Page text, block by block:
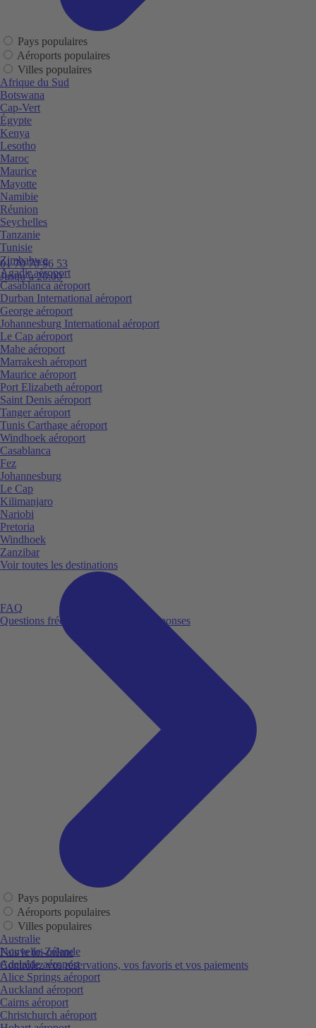
01 70 70 96 53
Jusqu’à 20:00
FAQ
Questions fréquemment posées et réponses
Fais le toi-même
Contrôlez vos réservations, vos favoris et vos paiements
Pays populaires
Aéroports populaires
Villes populaires
Afrique du Sud
Botswana
Cap-Vert
Égypte
Kenya
Lesotho
Maroc
Maurice
Mayotte
Namibie
Réunion
Seychelles
Tanzanie
Tunisie
Zimbabwe
Agadir aéroport
Casablanca aéroport
Durban International aéroport
George aéroport
Johannesburg International aéroport
Le Cap aéroport
Mahe aéroport
Marrakesh aéroport
Maurice aéroport
Port Elizabeth aéroport
Saint Denis aéroport
Tanger aéroport
Tunis Carthage aéroport
Windhoek aéroport
Casablanca
Fez
Johannesburg
Le Cap
Kilimanjaro
Nariobi
Pretoria
Windhoek
Zanzibar
Voir toutes les destinations
Pays populaires
Aéroports populaires
Villes populaires
Australie
Nouvelle-Zélande
Adelaide aéroport
Alice Springs aéroport
Auckland aéroport
Cairns aéroport
Christchurch aéroport